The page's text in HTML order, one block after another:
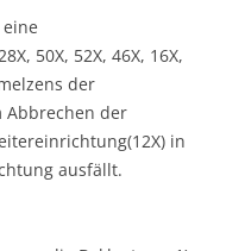
50X, 52X, 46X, 16X,
der
Abbrechen der
in
ausfällt.